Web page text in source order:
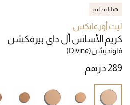
هدايا مجانية
ليت أورغانكس
كريم الأساس أل داي بيرفكشن
فاونديشن(Divine)